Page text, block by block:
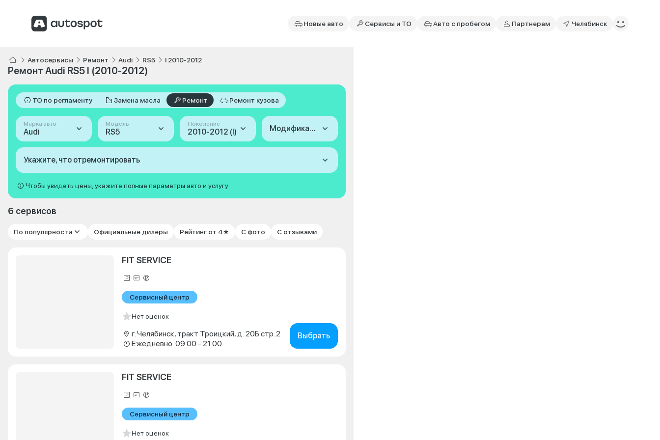
Новые авто Сервисы и ТО Авто с пробегом Партнерам Челябинск
Автосервисы Ремонт Audi RS5 I 2010-2012
Ремонт Audi RS5 I (2010-2012)
ТО по регламенту Замена масла Ремонт Ремонт кузова
Марка авто
Audi
Модель
RS5
Поколение
2010-2012 (I) Модификация
Укажите, что отремонтировать
Чтобы увидеть цены, укажите полные параметры авто и услугу
6 сервисов
По популярности Официальные дилеры Рейтинг от 4★ С фото С отзывами
FIT SERVICE
Сервисный центр
Нет оценок
г. Челябинск, тракт Троицкий, д. 20Б стр. 2
Ежедневно: 09:00 - 21:00
Выбрать
FIT SERVICE
Сервисный центр
Нет оценок